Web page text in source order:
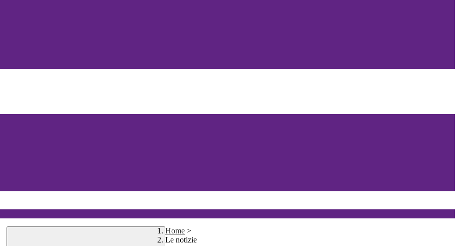
Home >
Le notizie